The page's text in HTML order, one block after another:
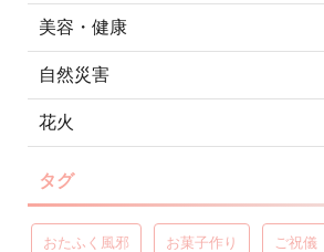
美容・健康
自然災害
花火
タグ
おたふく風邪 お菓子作り ご祝儀